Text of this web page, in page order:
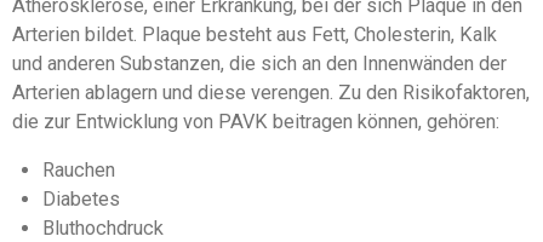
Atherosklerose, einer Erkrankung, bei der sich Plaque in den
Arterien bildet. Plaque besteht aus Fett, Cholesterin, Kalk
und anderen Substanzen, die sich an den Innenwänden der
Arterien ablagern und diese verengen. Zu den Risikofaktoren,
die zur Entwicklung von PAVK beitragen können, gehören:
Rauchen
Diabetes
Bluthochdruck